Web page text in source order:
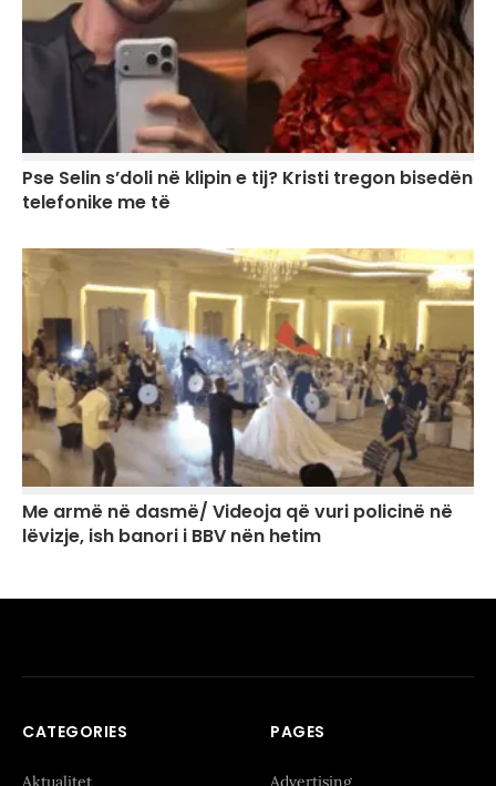
Pse Selin s’doli në klipin e tij? Kristi tregon bisedën
telefonike me të
Me armë në dasmë/ Videoja që vuri policinë në
lëvizje, ish banori i BBV nën hetim
CATEGORIES
Aktualitet
PAGES
Advertising